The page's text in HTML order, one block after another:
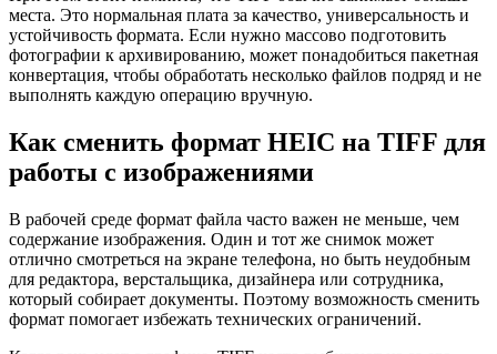
места. Это нормальная плата за качество, универсальность и
устойчивость формата. Если нужно массово подготовить
фотографии к архивированию, может понадобиться пакетная
конвертация, чтобы обработать несколько файлов подряд и не
выполнять каждую операцию вручную.
Как сменить формат HEIC на TIFF для
работы с изображениями
В рабочей среде формат файла часто важен не меньше, чем
содержание изображения. Один и тот же снимок может
отлично смотреться на экране телефона, но быть неудобным
для редактора, верстальщика, дизайнера или сотрудника,
который собирает документы. Поэтому возможность сменить
формат помогает избежать технических ограничений.